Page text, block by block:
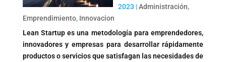
2023|Administración,
Emprendimiento, Innovacion
Lean Startup es una metodología para emprendedores,
innovadores y empresas para desarrollar rápidamente
productos o servicios que satisfagan las necesidades de